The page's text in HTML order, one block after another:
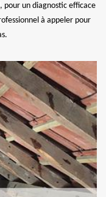
pour un diagnostic efficace
à appeler pour